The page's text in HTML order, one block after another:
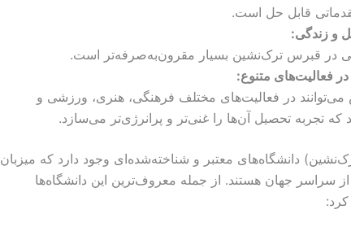
قابل حل است.
و زندگی:
در قبرس ترک‌نشین بسیار مقرون‌به‌صرفه‌تر است.
فعالیت‌های متنوع:
می‌توانند در فعالیت‌های مختلف فرهنگی، هنری، ورزشی و
تجربه تحصیل آن‌ها را غنی‌تر و پرانرژی‌تر می‌سازد.
دانشگاه‌های معتبر و شناخته‌شده‌ای وجود دارد که میزبان
از سراسر جهان هستند. از جمله معروف‌ترین این دانشگاه‌ها